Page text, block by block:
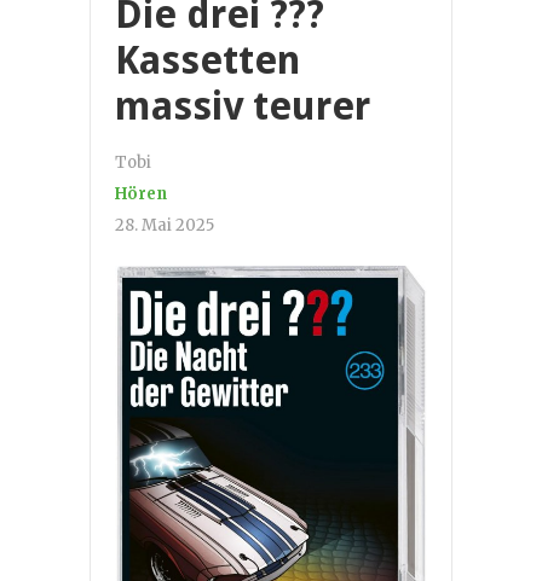
Die drei ???
Kassetten
massiv teurer
Tobi
Hören
28. Mai 2025